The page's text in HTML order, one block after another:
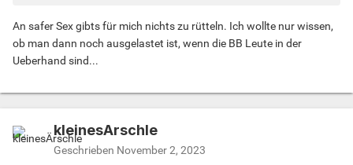
An safer Sex gibts für mich nichts zu rütteln. Ich wollte nur wissen,
ob man dann noch ausgelastet ist, wenn die BB Leute in der
Ueberhand sind...
kleinesÄrschle
Geschrieben November 2, 2023